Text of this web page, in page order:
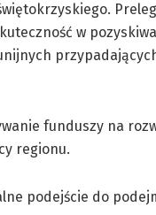
w
funduszy na
regionu.
podejście do